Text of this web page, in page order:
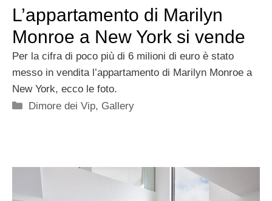
L’appartamento di Marilyn
Monroe a New York si vende
Per la cifra di poco più di 6 milioni di euro è stato
messo in vendita l’appartamento di Marilyn Monroe a
New York, ecco le foto.
Categorie
Dimore dei Vip, Gallery